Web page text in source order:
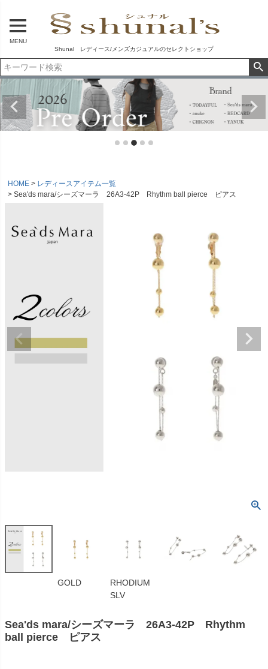
MENU
Shunal レディース/メンズカジュアルのセレクトショップ
HOME
レディースアイテム一覧
Sea'ds mara/シーズマーラ 26A3-42P Rhythm ball pierce ピアス
GOLD
RHODIUM
SLV
Sea'ds mara/シーズマーラ 26A3-42P Rhythm
ball pierce ピアス